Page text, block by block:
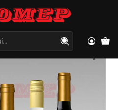
VINOS
750
Reserva 750cc